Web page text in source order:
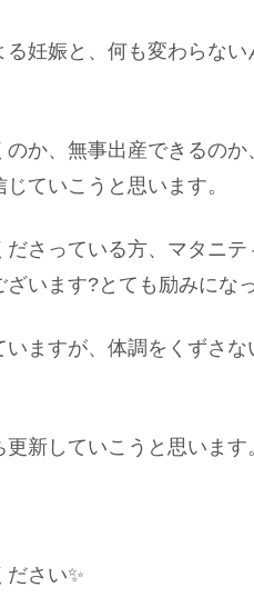
妊娠と、何も変わらな
か、無事出産できるの
ていこうと思います。
さっている方、マタニテ
います?とても励みにな
ますが、体調をくずさ
新していこうと思います
さい✨